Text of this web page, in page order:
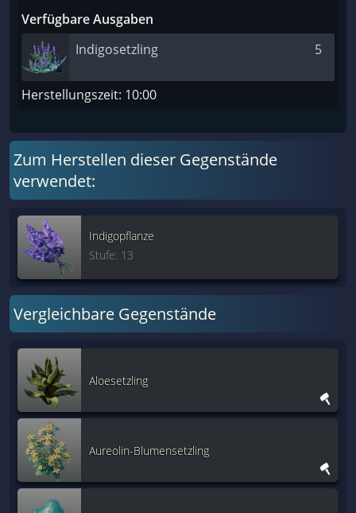
Verfügbare Ausgaben
Indigosetzling
5
Herstellungszeit: 10:00
Zum Herstellen dieser Gegenstände
verwendet:
Indigopflanze
Stufe: 13
Vergleichbare Gegenstände
Aloesetzling
Aureolin-Blumensetzling